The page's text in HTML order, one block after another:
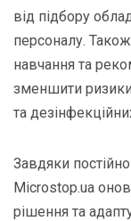
від підбору
персоналу. Також
навчання та
зменшити ризики
та
Завдяки
Microstop.ua
рішення та